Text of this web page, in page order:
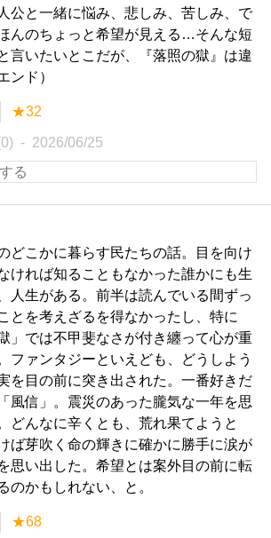
公と一緒に悩み、悲しみ、苦しみ、で
んのちょっと希望が見える…そんな短
言いたいとこだが、『落照の獄』は違
ンド）
★32
2026/06/25
どこかに暮らす民たちの話。目を向け
ければ知ることもなかった誰かにも生
人生がある。前半は読んでいる間ずっ
とを考えざるを得なかったし、特に
」では不甲斐なさが付き纏って心が重
ファンタジーといえども、どうしよう
を目の前に突き出された。一番好きだ
風信」。震災のあった朧気な一年を思
どんなに辛くとも、荒れ果てようと
ば芽吹く命の輝きに確かに勝手に涙が
思い出した。希望とは案外目の前に転
のかもしれない、と。
★68